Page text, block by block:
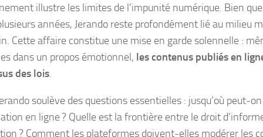
illustre les limites de l’impunité numérique. Bien
années, Jerando reste profondément lié au milieu
Cette affaire constitue une mise en garde solennelle :
dans un propos émotionnel, les contenus publiés en
des lois.
soulève des questions essentielles : jusqu’où peut-
en ligne ? Quelle est la frontière entre le droit
? Comment les plateformes doivent-elles modérer les